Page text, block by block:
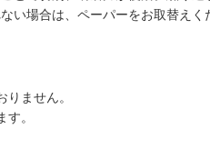
場合は、ペーパーをお取替えく
ません。
。